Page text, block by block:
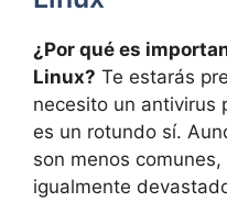
¿Por qué es
Linux? Te estarás
necesito un antivirus
es un rotundo sí.
son menos
igualmente